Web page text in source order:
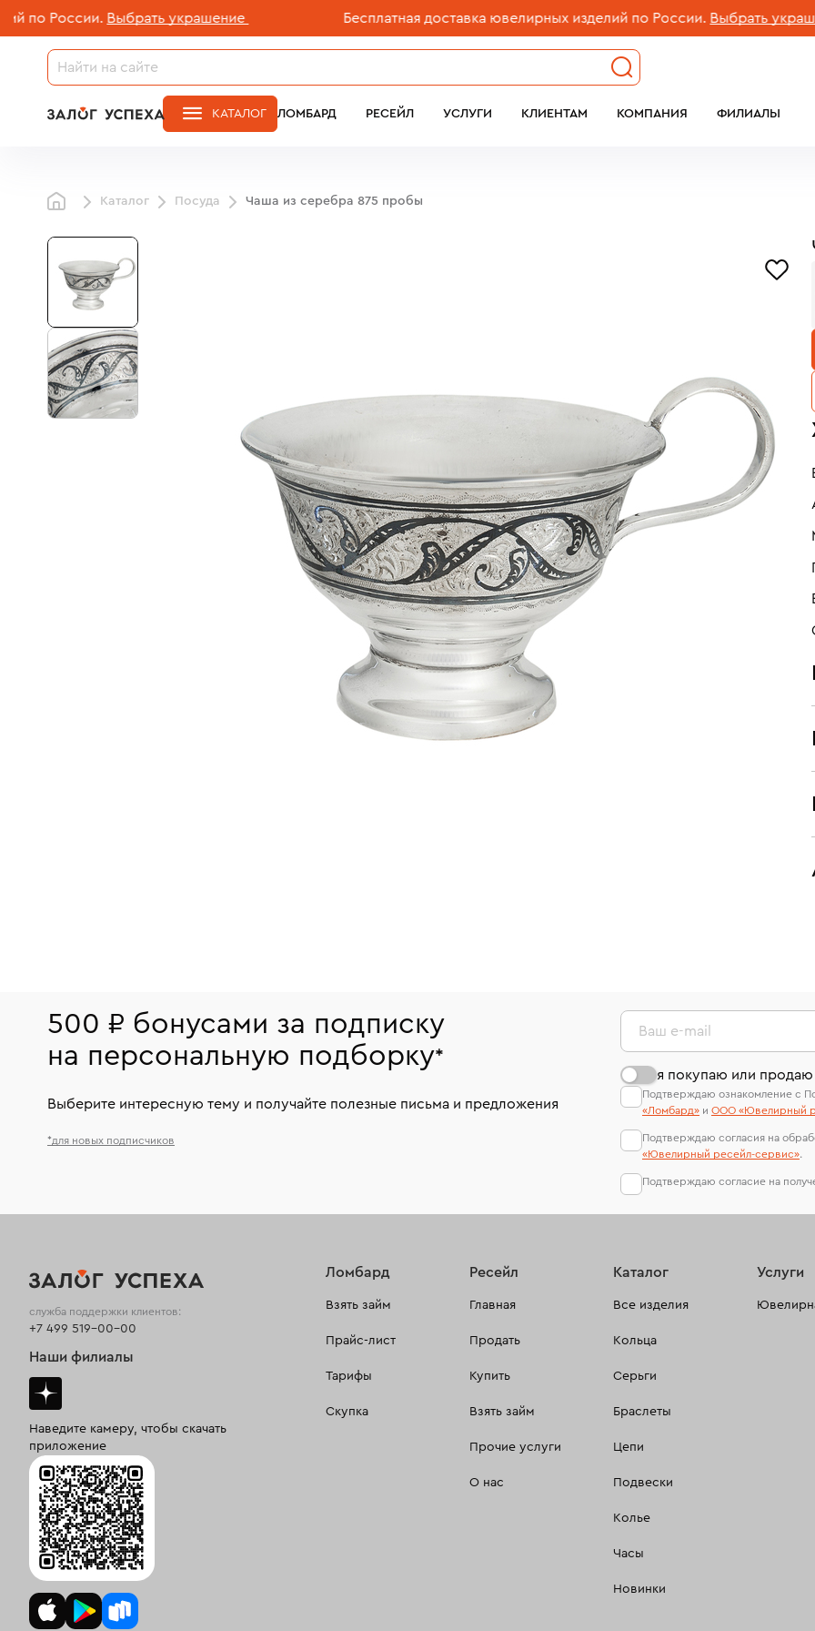
России. Выбрать украшение Бесплатная доставка ювелирных изделий по России. Выбрать украшение
ЛОМБАРД РЕСЕЙЛ УСЛУГИ КЛИЕНТАМ КОМПАНИЯ ФИЛИАЛЫ
КАТАЛОГ
Каталог Посуда Чаша из серебра 875 пробы
500 ₽ бонусами за подписку
на персональную подборку*
Выберите интересную тему и получайте полезные письма и предложения
*для новых подписчиков
Ваш e-mail
я покупаю или
Подтверждаю ознакомление с
«Ломбард» и ООО «Ювелирный
Подтверждаю согласия на
«Ювелирный ресейл-сервиc».
Подтверждаю согласие на
Ломбард
Взять займ
Прайс-лист
Тарифы
Скупка
Ресейл
Главная
Продать
Купить
Взять займ
Прочие услуги
О нас
Каталог
Все изделия
Кольца
Серьги
Браслеты
Цепи
Подвески
Колье
Часы
Новинки
Услуги
служба поддержки клиентов:
+7 499 519-00-00
Наши филиалы
Наведите камеру, чтобы скачать
приложение